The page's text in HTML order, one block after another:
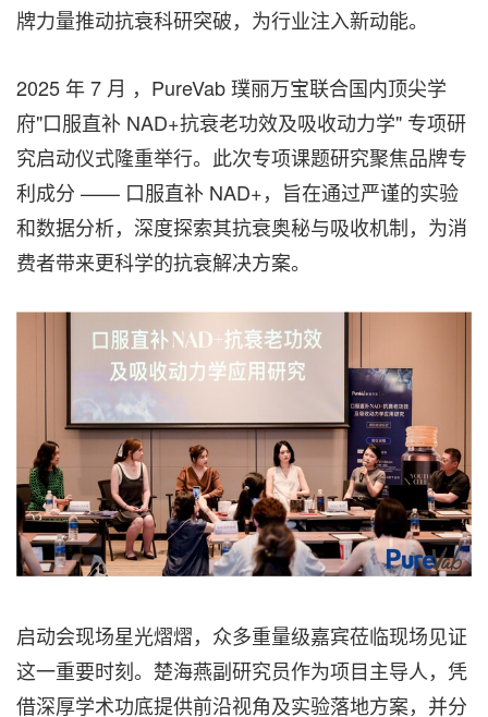
牌力量推动抗衰科研突破，为行业注入新动能。
2025 年 7 月 ，PureVab 璞丽万宝联合国内顶尖学
府"口服直补 NAD+抗衰老功效及吸收动力学" 专项研
究启动仪式隆重举行。此次专项课题研究聚焦品牌专
利成分 —— 口服直补 NAD+，旨在通过严谨的实验
和数据分析，深度探索其抗衰奥秘与吸收机制，为消
费者带来更科学的抗衰解决方案。
启动会现场星光熠熠，众多重量级嘉宾莅临现场见证
这一重要时刻。楚海燕副研究员作为项目主导人，凭
借深厚学术功底提供前沿视角及实验落地方案，并分